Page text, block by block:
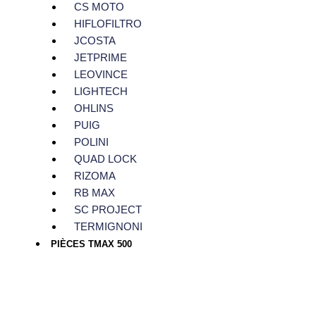
CS MOTO
HIFLOFILTRO
JCOSTA
JETPRIME
LEOVINCE
LIGHTECH
OHLINS
PUIG
POLINI
QUAD LOCK
RIZOMA
RB MAX
SC PROJECT
TERMIGNONI
PIÈCES TMAX 500